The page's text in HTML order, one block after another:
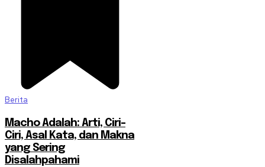
Berita
Macho Adalah: Arti, Ciri-
Ciri, Asal Kata, dan Makna
yang Sering
Disalahpahami